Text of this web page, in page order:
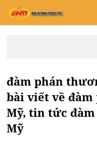
đàm phán
bài viết về
Mỹ, tin tức
Mỹ